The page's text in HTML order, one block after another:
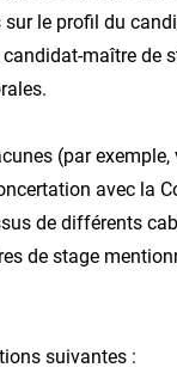
le profil du
maître de
(par
avec la
de différents
de stage
suivantes :